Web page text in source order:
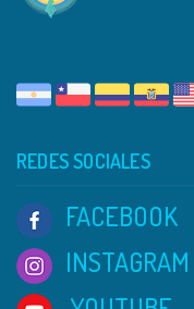
REDES SOCIALES
FACEBOOK
INSTAGRAM